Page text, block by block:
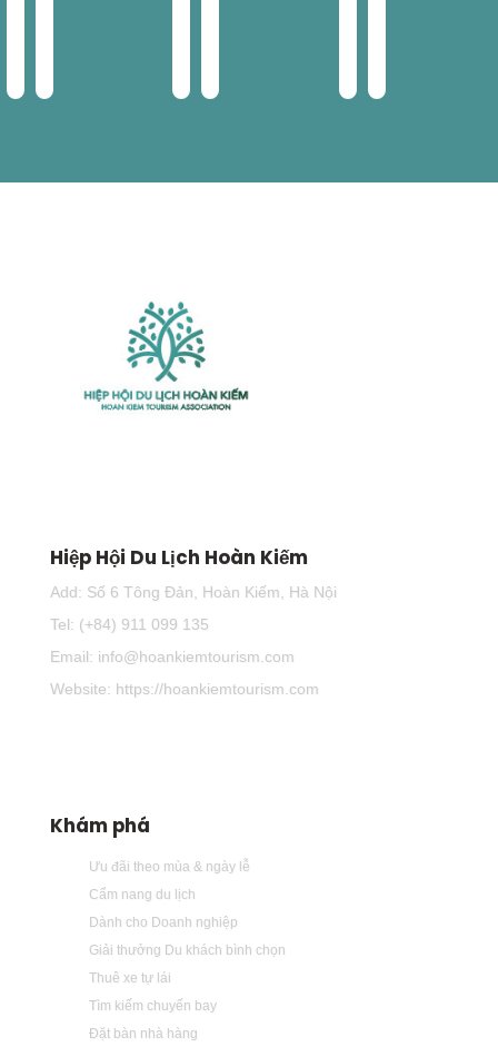
Hiệp Hội Du Lịch Hoàn Kiếm
Add: Số 6 Tông Đản, Hoàn Kiếm, Hà Nội
Tel: (+84) 911 099 135
Email: info@hoankiemtourism.com
Website: https://hoankiemtourism.com
Khám phá
Ưu đãi theo mùa & ngày lễ
Cẩm nang du lịch
Dành cho Doanh nghiệp
Giải thưởng Du khách bình chọn
Thuê xe tự lái
Tìm kiếm chuyến bay
Đặt bàn nhà hàng